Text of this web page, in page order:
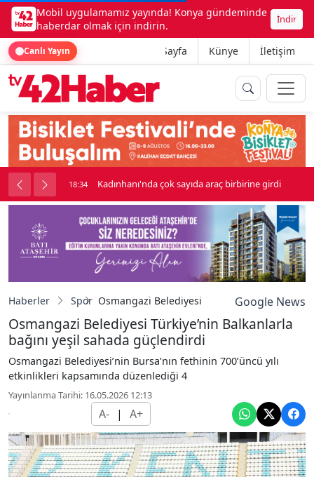
Mobil uygulamamız yayında! Konya gündeminde
haberdar olmak için indirin.
İndir
Canlı Yayın Ana Sayfa Künye İletişim
soygun 18:34 Kadınhanı'nda çok sayıda araç birbirine girdi
Haberler Spor Osmangazi Belediyesi Türkiye’ninGoogle News
Osmangazi Belediyesi Türkiye’nin Balkanlarla
bağını yeşil sahada güçlendirdi
Osmangazi Belediyesi’nin Bursa’nın fethinin 700’üncü yılı
etkinlikleri kapsamında düzenlediği 4
Yayınlanma Tarihi: 16.05.2026 12:13
A- | A+